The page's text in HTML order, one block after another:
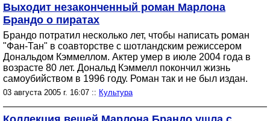
Выходит незаконченный роман Марлона
Брандо о пиратах
Брандо потратил несколько лет, чтобы написать роман
"Фан-Тан" в соавторстве с шотландским режиссером
Дональдом Кэммеллом. Актер умер в июле 2004 года в
возрасте 80 лет. Дональд Кэммелл покончил жизнь
самоубийством в 1996 году. Роман так и не был издан.
03 августа 2005 г. 16:07 :: Культура